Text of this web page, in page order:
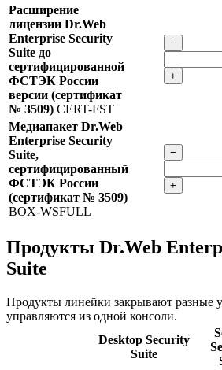
Расширение
лицензии Dr.Web
Enterprise Security
Suite до
сертифицированной
ФСТЭК России
версии (сертификат
№ 3509) CERT-FST
−
+
Медиапакет Dr.Web
Enterprise Security
Suite,
сертифицированный
ФСТЭК России
(сертификат № 3509)
BOX-WSFULL
−
+
Продукты Dr.Web
Suite
Продукты линейки закрывают разные
управляются из одной консоли.
Desktop Security
Suite